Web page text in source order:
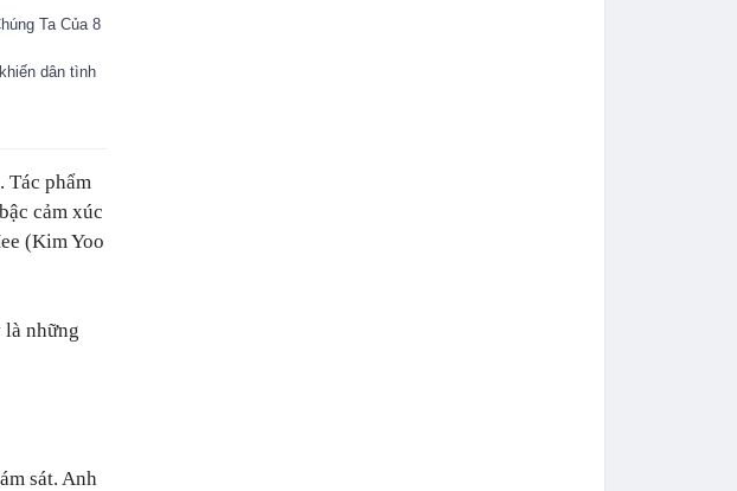
Ta Của 8
dân tình
Tác phẩm
cảm xúc
(Kim Yoo
là những
sát. Anh